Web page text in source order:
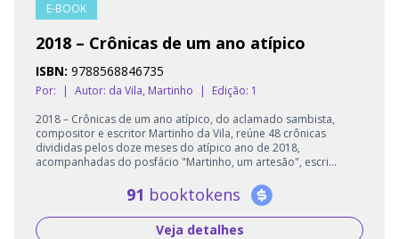
E-BOOK
2018 – Crônicas de um ano atípico
ISBN: 9788568846735
Por: | Autor: da Vila, Martinho |
Edição: 1
2018 – Crônicas de um ano atípico, do aclamado sambista,
compositor e escritor Martinho da Vila, reúne 48 crônicas
divididas pelos doze meses do atípico ano de 2018,
acompanhadas do posfácio "Martinho, um artesão", escri...
91 booktokens
Veja detalhes